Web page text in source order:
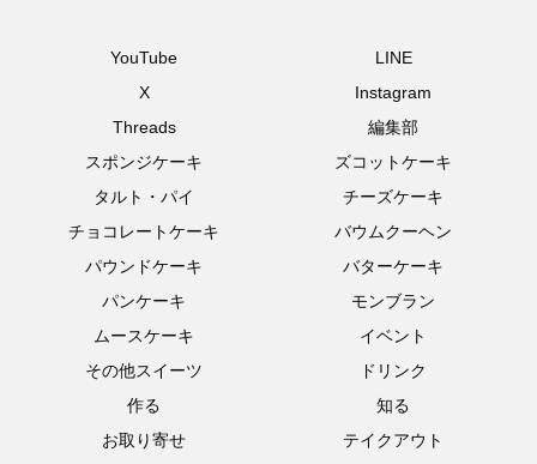
YouTube
LINE
X
Instagram
Threads
編集部
スポンジケーキ
ズコットケーキ
タルト・パイ
チーズケーキ
チョコレートケーキ
バウムクーヘン
パウンドケーキ
バターケーキ
パンケーキ
モンブラン
ムースケーキ
イベント
その他スイーツ
ドリンク
作る
知る
お取り寄せ
テイクアウト